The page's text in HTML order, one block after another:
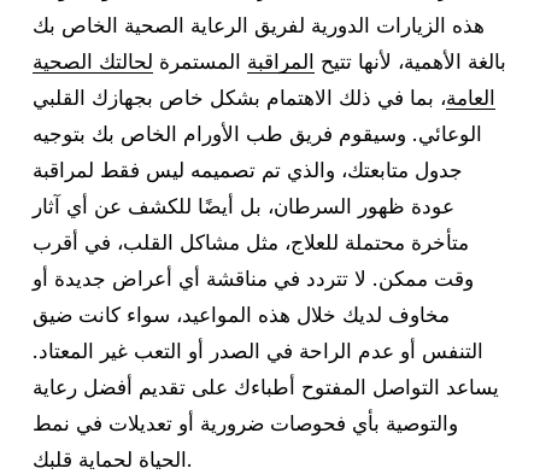
هذه الزيارات الدورية لفريق الرعاية الصحية الخاص بك
بالغة الأهمية، لأنها تتيح المراقبة المستمرة لحالتك الصحية
العامة، بما في ذلك الاهتمام بشكل خاص بجهازك القلبي
الوعائي. وسيقوم فريق طب الأورام الخاص بك بتوجيه
جدول متابعتك، والذي تم تصميمه ليس فقط لمراقبة
عودة ظهور السرطان، بل أيضًا للكشف عن أي آثار
متأخرة محتملة للعلاج، مثل مشاكل القلب، في أقرب
وقت ممكن. لا تتردد في مناقشة أي أعراض جديدة أو
مخاوف لديك خلال هذه المواعيد، سواء كانت ضيق
التنفس أو عدم الراحة في الصدر أو التعب غير المعتاد.
يساعد التواصل المفتوح أطباءك على تقديم أفضل رعاية
والتوصية بأي فحوصات ضرورية أو تعديلات في نمط
الحياة لحماية قلبك.